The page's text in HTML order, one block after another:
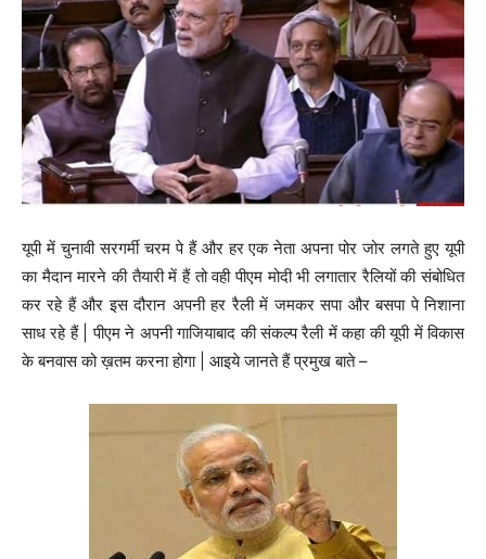
यूपी में चुनावी सरगर्मी चरम पे हैं और हर एक नेता अपना पोर जोर लगते हुए यूपी
का मैदान मारने की तैयारी में हैं तो वही पीएम मोदी भी लगातार रैलियों की संबोधित
कर रहे हैं और इस दौरान अपनी हर रैली में जमकर सपा और बसपा पे निशाना
साध रहे हैं | पीएम ने अपनी गाजियाबाद की संकल्प रैली में कहा की यूपी में विकास
के बनवास को ख़तम करना होगा | आइये जानते हैं प्रमुख बाते –